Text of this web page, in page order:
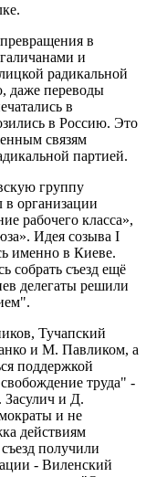
в
и
радикальной
даже переводы
в
в Россию. Это
связям
партией.
группу
в организации
рабочего класса»,
Идея созыва I
именно в Киеве.
собрать съезд ещё
делегаты решили
Тучапский
и М. Павликом, а
поддержкой
труда" -
и Д.
и не
действиям
получили
- Виленский